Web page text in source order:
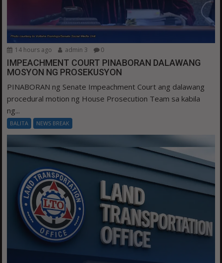
14 hours ago admin 3 0
IMPEACHMENT COURT PINABORAN DALAWANG
MOSYON NG PROSEKUSYON
PINABORAN ng Senate Impeachment Court ang dalawang
procedural motion ng House Prosecution Team sa kabila
ng...
BALITA NEWS BREAK